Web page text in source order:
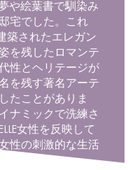
夢や絵葉書で馴染み
宅でした。これ
築されたエレガン
を残したロマンテ
性とヘリテージが
を残す著名アーテ
たことがありま
ナミックで洗練さ
女性を反映して
性の刺激的な生活
てください。